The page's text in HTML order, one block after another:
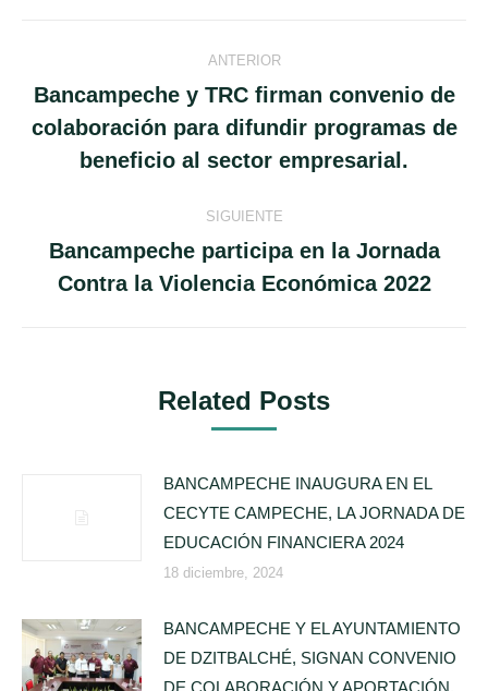
Navegación
entre
publicaciones
ANTERIOR
Publicación
anterior:
Bancampeche y TRC firman convenio de
colaboración para difundir programas de
beneficio al sector empresarial.
SIGUIENTE
Publicación
siguiente:
Bancampeche participa en la Jornada
Contra la Violencia Económica 2022
Related Posts
BANCAMPECHE INAUGURA EN EL
CECYTE CAMPECHE, LA JORNADA DE
EDUCACIÓN FINANCIERA 2024
18 diciembre, 2024
BANCAMPECHE Y EL AYUNTAMIENTO
DE DZITBALCHÉ, SIGNAN CONVENIO
DE COLABORACIÓN Y APORTACIÓN,